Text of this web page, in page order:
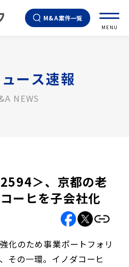
M&A案件一覧
MENU
ース速報
NEWS
＞、京都の老
ーヒを子会社化
化のため事業ポートフォリ
その一環。イノダコーヒ